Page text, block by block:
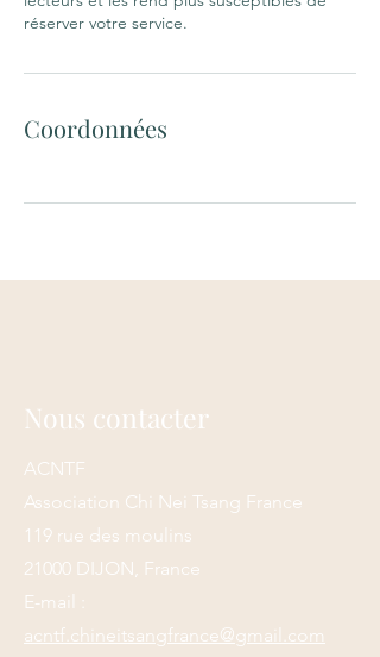
réserver votre service.
Coordonnées
Nous contacter
ACNTF
Association Chi Nei Tsang France
119 rue des moulins
21000 DIJON, France
E-mail :
acntf.chineitsangfrance@gmail.com